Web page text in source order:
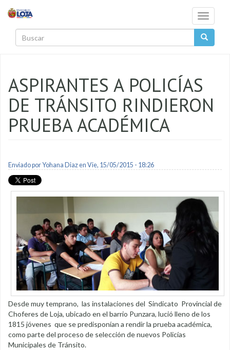
Toggle
ASPIRANTES A POLICÍAS
DE TRÁNSITO RINDIERON
PRUEBA ACADÉMICA
Enviado porYohana Diazen Vie, 15/05/2015 - 18:26
Desde muy temprano, las instalaciones del Sindicato Provincial de
Choferes de Loja, ubicado en el barrio Punzara, lució lleno de los
1815 jóvenes que se predisponían a rendir la prueba académica,
como parte del proceso de selección de nuevos Policías
Municipales de Tránsito.